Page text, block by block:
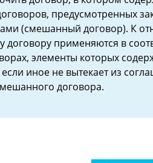
предусмотренных
(смешанный договор). К
применяются в
элементы которых
иное не вытекает из
договора.